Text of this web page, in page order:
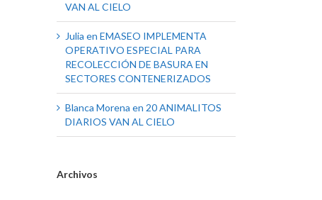
VAN AL CIELO
Julia en EMASEO IMPLEMENTA
OPERATIVO ESPECIAL PARA
RECOLECCIÓN DE BASURA EN
SECTORES CONTENERIZADOS
Blanca Morena en 20 ANIMALITOS
DIARIOS VAN AL CIELO
Archivos